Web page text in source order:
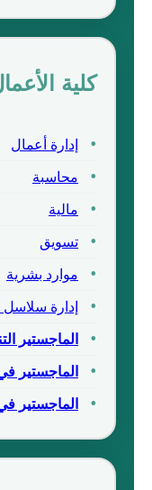
كلية
إدارة أعمال
محاسبة
مالية
تسويق
موارد بشرية
إدارة سلاسل
الماجستير
الماجستير
الماجستير